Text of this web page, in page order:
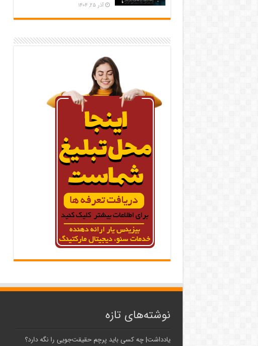
آذر ۲۵, ۱۴۰۴
نوشته‌های تازه
یادداشت| ‌چه کسی باید پرچم حقیقت‌جویی را نگه دارد؟